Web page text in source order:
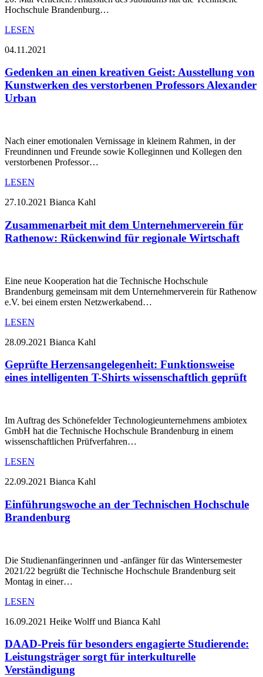
Hochschule Brandenburg…
LESEN
04.11.2021
Gedenken an einen kreativen Geist: Ausstellung von
Kunstwerken des verstorbenen Professors Alexander
Urban
Nach einer emotionalen Vernissage in kleinem Rahmen, in der
Freundinnen und Freunde sowie Kolleginnen und Kollegen den
verstorbenen Professor…
LESEN
27.10.2021 Bianca Kahl
Zusammenarbeit mit dem Unternehmerverein für
Rathenow: Rückenwind für regionale Wirtschaft
Eine neue Kooperation hat die Technische Hochschule
Brandenburg gemeinsam mit dem Unternehmerverein für Rathenow
e.V. bei einem ersten Netzwerkabend…
LESEN
28.09.2021 Bianca Kahl
Geprüfte Herzensangelegenheit: Funktionsweise
eines intelligenten T-Shirts wissenschaftlich geprüft
Im Auftrag des Schönefelder Technologieunternehmens ambiotex
GmbH hat die Technische Hochschule Brandenburg in einem
wissenschaftlichen Prüfverfahren…
LESEN
22.09.2021 Bianca Kahl
Einführungswoche an der Technischen Hochschule
Brandenburg
Die Studienanfängerinnen und -anfänger für das Wintersemester
2021/22 begrüßt die Technische Hochschule Brandenburg seit
Montag in einer…
LESEN
16.09.2021 Heike Wolff und Bianca Kahl
DAAD-Preis für besonders engagierte Studierende:
Leistungsträger sorgt für interkulturelle
Verständigung